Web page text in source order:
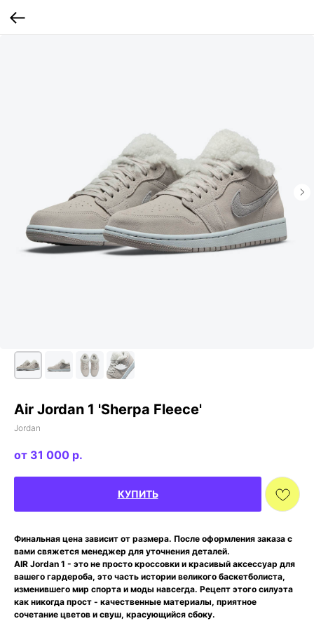
Air Jordan 1 'Sherpa Fleece'
Jordan
31 000 р.
КУПИТЬ
Финальная цена зависит от размера. После оформления заказа с
вами свяжется менеджер для уточнения деталей.
AIR Jordan 1 - это не просто кроссовки и красивый аксессуар для
вашего гардероба, это часть истории великого баскетболиста,
изменившего мир спорта и моды навсегда. Рецепт этого силуэта
как никогда прост - качественные материалы, приятное
сочетание цветов и свуш, красующийся сбоку.